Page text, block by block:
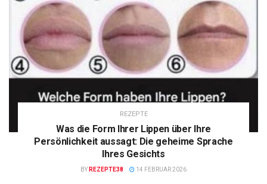
REZEPTE
Was die Form Ihrer Lippen über Ihre
Persönlichkeit aussagt: Die geheime Sprache
Ihres Gesichts
BY REZEPTE38 14 FEBRUAR 2026